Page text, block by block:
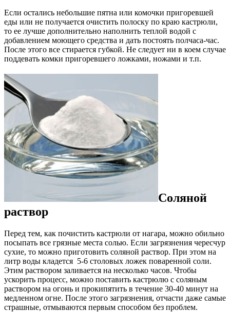
Если остались небольшие пятна или комочки пригоревшей
еды или не получается очистить полоску по краю кастрюли,
то ее лучше дополнительно наполнить теплой водой с
добавлением моющего средства и дать постоять полчаса-час.
После этого все стирается губкой. Не следует ни в коем случае
поддевать комки пригоревшего ложками, ножами и т.п.
Соляной
раствор
Перед тем, как почистить кастрюли от нагара, можно обильно
посыпать все грязные места солью. Если загрязнения чересчур
сухие, то можно приготовить соляной раствор. При этом на
литр воды кладется 5-6 столовых ложек поваренной соли.
Этим раствором заливается на несколько часов. Чтобы
ускорить процесс, можно поставить кастрюлю с соляным
раствором на огонь и прокипятить в течение 30-40 минут на
медленном огне. После этого загрязнения, отчасти даже самые
страшные, отмываются первым способом без проблем.